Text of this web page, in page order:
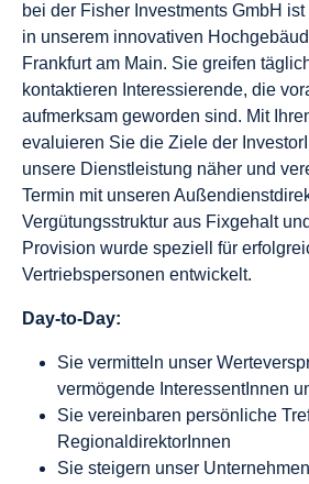
bei der Fisher Investments GmbH
in unserem innovativen
Frankfurt am Main. Sie greifen
kontaktieren Interessierende, die
aufmerksam geworden sind. Mit
evaluieren Sie die Ziele der
unsere Dienstleistung näher und
Termin mit unseren
Vergütungsstruktur aus Fixgehalt
Provision wurde speziell für
Vertriebspersonen entwickelt.
Day-to-Day:
Sie vermitteln unser
vermögende InteressentInnen
Sie vereinbaren persönliche
RegionaldirektorInnen
Sie steigern unser